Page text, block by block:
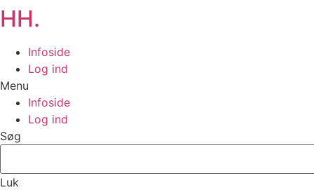
HH.
Infoside
Log ind
Menu
Infoside
Log ind
Søg
Luk